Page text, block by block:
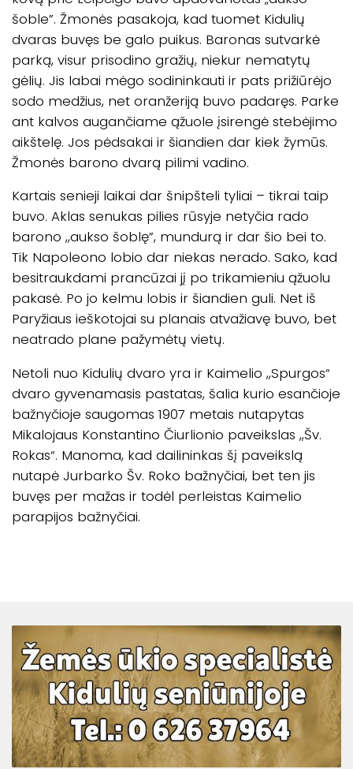
šoble”. Žmonės pasakoja, kad tuomet Kidulių
dvaras buvęs be galo puikus. Baronas sutvarkė
parką, visur prisodino gražių, niekur nematytų
gėlių. Jis labai mėgo sodininkauti ir pats prižiūrėjo
sodo medžius, net oranžeriją buvo padaręs. Parke
ant kalvos augančiame ąžuole įsirengė stebėjimo
aikštelę. Jos pėdsakai ir šiandien dar kiek žymūs.
Žmonės barono dvarą pilimi vadino.
Kartais senieji laikai dar šnipšteli tyliai – tikrai taip
buvo. Aklas senukas pilies rūsyje netyčia rado
barono ,,aukso šoblę”, mundurą ir dar šio bei to.
Tik Napoleono lobio dar niekas nerado. Sako, kad
besitraukdami prancūzai jį po trikamieniu ąžuolu
pakasė. Po jo kelmu lobis ir šiandien guli. Net iš
Paryžiaus ieškotojai su planais atvažiavę buvo, bet
neatrado plane pažymėtų vietų.
Netoli nuo Kidulių dvaro yra ir Kaimelio ,,Spurgos“
dvaro gyvenamasis pastatas, šalia kurio esančioje
bažnyčioje saugomas 1907 metais nutapytas
Mikalojaus Konstantino Čiurlionio paveikslas ,,Šv.
Rokas“. Manoma, kad dailininkas šį paveikslą
nutapė Jurbarko Šv. Roko bažnyčiai, bet ten jis
buvęs per mažas ir todėl perleistas Kaimelio
parapijos bažnyčiai.